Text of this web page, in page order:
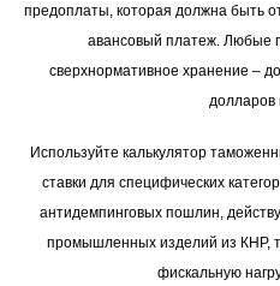
предоплаты, которая должна быть
авансовый платеж. Любые
сверхнормативное хранение –
долларов
Используйте калькулятор
ставки для специфических
антидемпинговых пошлин,
промышленных изделий из КНР,
фискальную